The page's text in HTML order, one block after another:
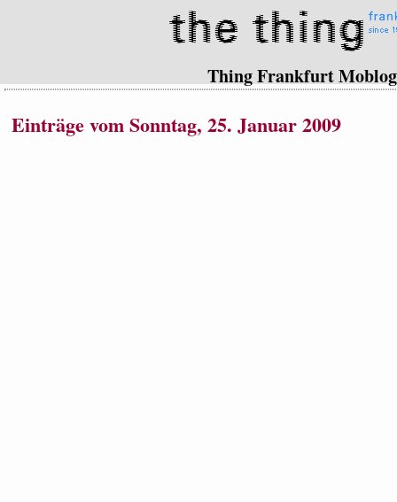
Thing Frankfurt Moblog
Einträge vom Sonntag, 25. Januar 2009